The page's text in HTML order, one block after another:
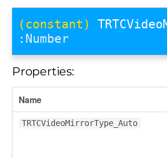
(constant)
:Number
Properties:
Name
TRTCVideoMirrorType_Auto